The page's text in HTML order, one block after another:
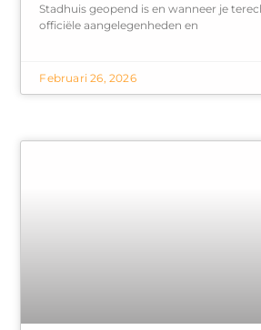
Stadhuis geopend is en wanneer je
officiële aangelegenheden en
Februari 26, 2026